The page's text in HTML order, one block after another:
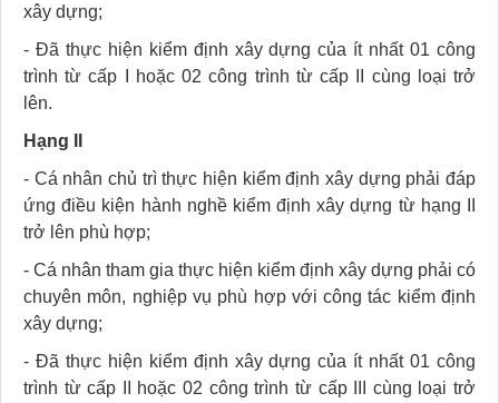
xây dựng;
- Đã thực hiện kiểm định xây dựng của ít nhất 01 công
trình từ cấp I hoặc 02 công trình từ cấp II cùng loại trở
lên.
Hạng II
- Cá nhân chủ trì thực hiện kiểm định xây dựng phải đáp
ứng điều kiện hành nghề kiểm định xây dựng từ hạng II
trở lên phù hợp;
- Cá nhân tham gia thực hiện kiểm định xây dựng phải có
chuyên môn, nghiệp vụ phù hợp với công tác kiểm định
xây dựng;
- Đã thực hiện kiểm định xây dựng của ít nhất 01 công
trình từ cấp II hoặc 02 công trình từ cấp III cùng loại trở